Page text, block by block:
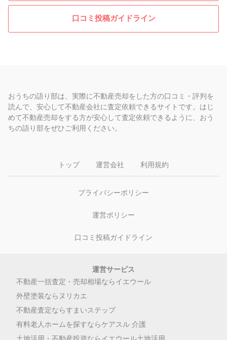
口コミ投稿ガイドライン
おうちの語り部は、実際に不動産売却をした方の口コミ・評判を
読んで、安心して不動産会社に査定依頼できるサイトです。はじ
めて不動産売却をする方が安心して査定依頼できるように、おう
ちの語り部をぜひご利用ください。
トップ 運営会社 利用規約
プライバシーポリシー
運営ポリシー
口コミ投稿ガイドライン
運営サービス
不動産一括査定・売却相場ならイエウール
外壁塗装ならヌリカエ
不動産査定ならすまいステップ
有料老人ホームを探すならケアスル 介護
土地活用・不動産投資ならイエウール土地活用